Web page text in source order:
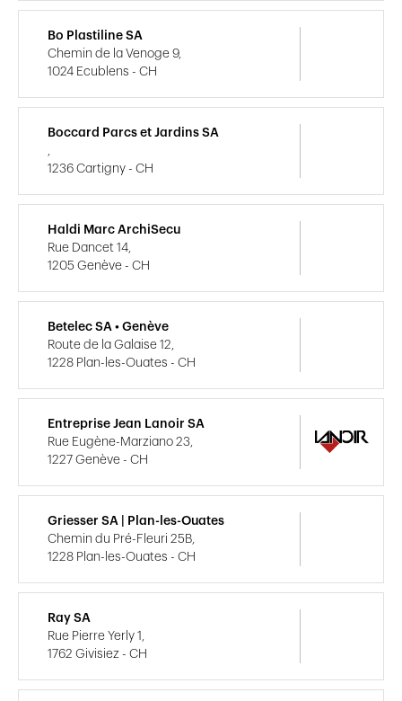
Bo Plastiline SA
Chemin de la Venoge 9,
1024 Ecublens - CH
Boccard Parcs et Jardins SA
1236 Cartigny - CH
Haldi Marc ArchiSecu
Rue Dancet 14,
1205 Genève - CH
Betelec SA • Genève
Route de la Galaise 12,
1228 Plan-les-Ouates - CH
Entreprise Jean Lanoir SA
Rue Eugène-Marziano 23,
1227 Genève - CH
Griesser SA | Plan-les-Ouates
Chemin du Pré-Fleuri 25B,
1228 Plan-les-Ouates - CH
Ray SA
Rue Pierre Yerly 1,
1762 Givisiez - CH